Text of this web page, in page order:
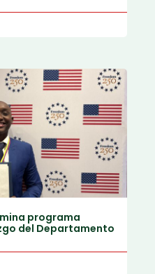
programa
del Departamento